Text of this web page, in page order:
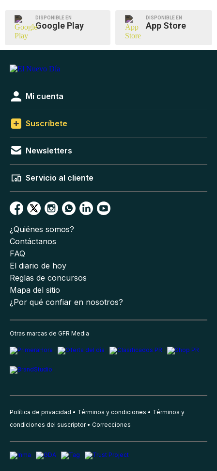
DISPONIBLE EN
Google Play
DISPONIBLE EN
App Store
Mi cuenta
Suscríbete
Newsletters
Servicio al cliente
¿Quiénes somos?
Contáctanos
FAQ
El diario de hoy
Reglas de concursos
Mapa del sitio
¿Por qué confiar en nosotros?
Otras marcas de GFR Media
Política de privacidad Términos y condiciones
Términos y
condiciones del suscriptor
Correcciones